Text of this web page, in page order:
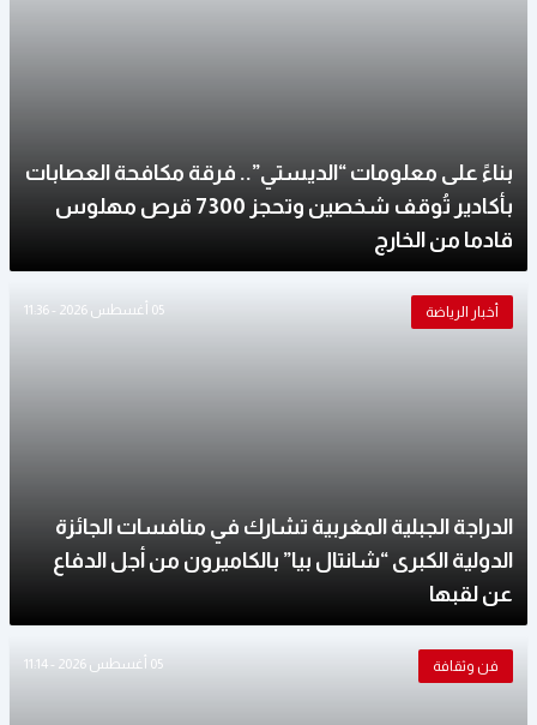
بناءً على معلومات “الديستي”.. فرقة مكافحة العصابات
بأكادير تُوقف شخصين وتحجز 7300 قرص مهلوس
قادما من الخارج
أخبار الرياضة 05 أغسطس 2026 - 11:36
الدراجة الجبلية المغربية تشارك في منافسات الجائزة
الدولية الكبرى “شانتال بيا” بالكاميرون من أجل الدفاع
عن لقبها
فن وثقافة 05 أغسطس 2026 - 11:14